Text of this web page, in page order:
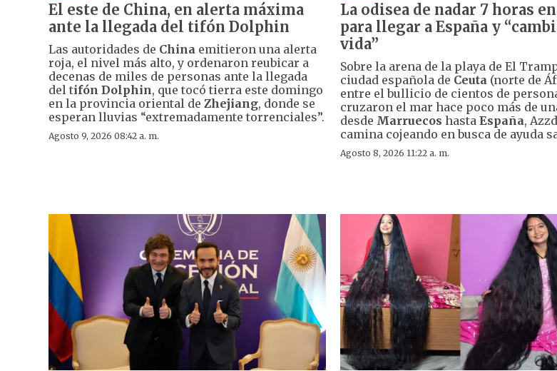
El este de China, en alerta máxima
ante la llegada del tifón Dolphin
Las autoridades de China emitieron una alerta
roja, el nivel más alto, y ordenaron reubicar a
decenas de miles de personas ante la llegada
del tifón Dolphin, que tocó tierra este domingo
en la provincia oriental de Zhejiang, donde se
esperan lluvias “extremadamente torrenciales”.
Agosto 9, 2026 08:42 a. m.
La odisea de nadar 7 horas
para llegar a España y
vida”
Sobre la arena de la playa de El
ciudad española de Ceuta (norte de
entre el bullicio de cientos de
cruzaron el mar hace poco más de
desde Marruecos hastaEspaña,
camina cojeando en busca de ayuda
Agosto 8, 2026 11:22 a. m.